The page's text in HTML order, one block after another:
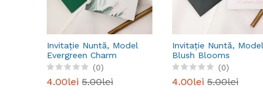
Invitație Nuntă, Model
Evergreen Charm
(0)
4.00lei 5.00lei
Invitație Nuntă, Model
Blush Blooms
(0)
4.00lei 5.00lei